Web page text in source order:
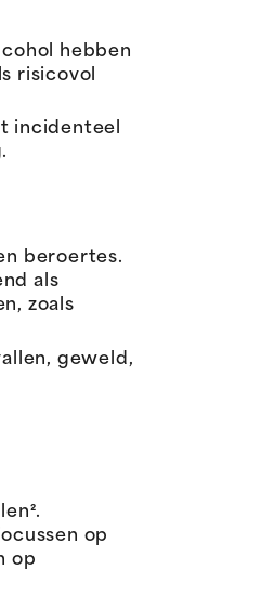
hebben
risicovol
incidenteel
beroertes.
als
zoals
geweld,
op
op